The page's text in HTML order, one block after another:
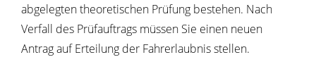
abgelegten theoretischen Prüfung bestehen. Nach
Verfall des Prüfauftrags müssen Sie einen neuen
Antrag auf Erteilung der Fahrerlaubnis stellen.